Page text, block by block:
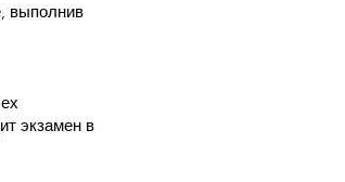
выполнив
экзамен в